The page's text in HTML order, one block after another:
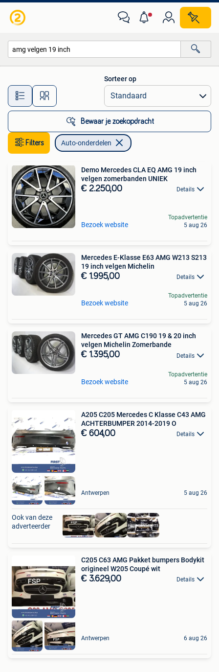
Alle afstanden…
Sorteer op
Bewaar je zoekopdracht
Filters Auto-onderdelen
Demo Mercedes CLA EQ AMG 19 inch
velgen zomerbanden UNIEK
€ 2.250,00 Details
Bezoek website
Topadvertentie
5 aug 26
Mercedes E-Klasse E63 AMG W213 S213
19 inch velgen Michelin
€ 1.995,00 Details
Bezoek website
Topadvertentie
5 aug 26
Mercedes GT AMG C190 19 & 20 inch
velgen Michelin Zomerbande
€ 1.395,00 Details
Bezoek website
Topadvertentie
5 aug 26
A205 C205 Mercedes C Klasse C43 AMG
ACHTERBUMPER 2014-2019 O
€ 604,00 Details
Antwerpen 5 aug 26
Ook van deze
adverteerder
C205 C63 AMG Pakket bumpers Bodykit
origineel W205 Coupé wit
€ 3.629,00 Details
Antwerpen 6 aug 26